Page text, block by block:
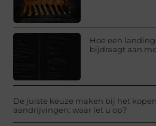
Hoe een
bijdraagt aan
De juiste keuze maken bij het
aandrijvingen: waar let u op?